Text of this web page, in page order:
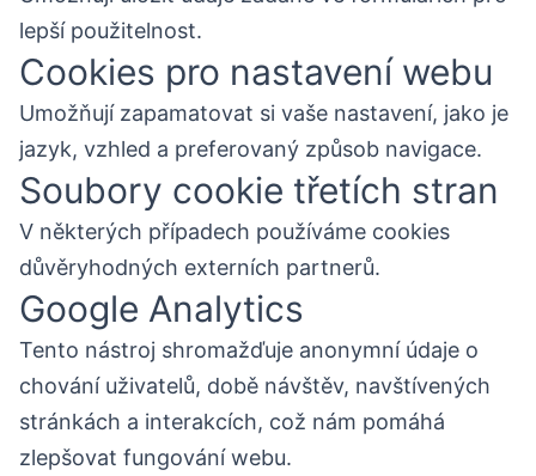
lepší použitelnost.
Cookies pro nastavení webu
Umožňují zapamatovat si vaše nastavení, jako je
jazyk, vzhled a preferovaný způsob navigace.
Soubory cookie třetích stran
V některých případech používáme cookies
důvěryhodných externích partnerů.
Google Analytics
Tento nástroj shromažďuje anonymní údaje o
chování uživatelů, době návštěv, navštívených
stránkách a interakcích, což nám pomáhá
zlepšovat fungování webu.